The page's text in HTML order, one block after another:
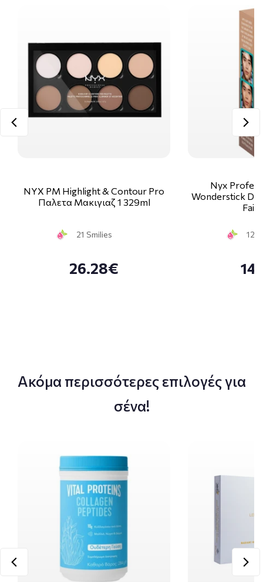
NYX PM Highlight & Contour Pro
Παλετα Μακιγιαζ 1 329ml
21 Smilies
26.28€
Nyx
Wonderstick
Fair
12
Ακόμα περισσότερες επιλογές για
σένα!